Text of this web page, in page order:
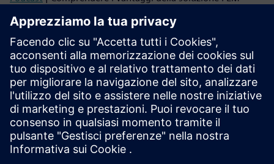
Leggi
Blog | Affrontare le sfide odierne della sostenibilità
industriale con il software digitale
eBook| Promuovere l’innovazione e la collaborazione con
Teamcenter X, la soluzione PLM basata su cloud